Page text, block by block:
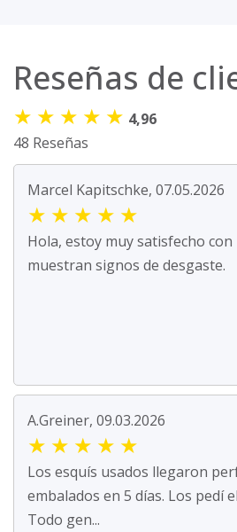
Reseñas de
★ ★ ★ ★ ★ 4,96
48 Reseñas
Marcel Kapitschke, 07.05.2026
★ ★ ★ ★ ★
Hola, estoy muy satisfecho con
muestran signos de desgaste.
A.Greiner, 09.03.2026
★ ★ ★ ★ ★
Los esquís usados llegaron
embalados en 5 días. Los pedí
Todo gen...